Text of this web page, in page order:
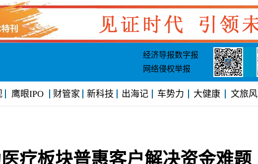
经济导报数字报
网络侵权举报
鹰眼IPO 财管家 新科技 出海记 车势力 大健康 文旅风
疗板块普惠客户解决资金难题